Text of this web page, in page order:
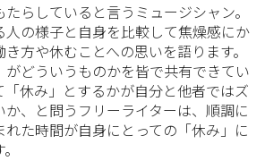
らしていると言うミュージシャン。
の様子と自身を比較して焦燥感にか
方や休むことへの思いを語ります。
どういうものかを皆で共有できてい
「休み」とするかが自分と他者ではズ
か、と問うフリーライターは、順調に
た時間が自身にとっての「休み」に